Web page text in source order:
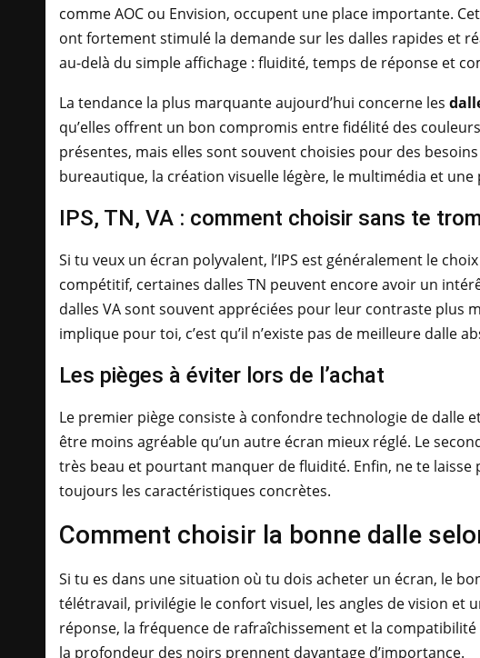
comme AOC ou Envision, occupent une place importante.
ont fortement stimulé la demande sur les dalles rapides et
au-delà du simple affichage : fluidité, temps de réponse et
La tendance la plus marquante aujourd’hui concerne les
qu’elles offrent un bon compromis entre fidélité des
présentes, mais elles sont souvent choisies pour des
bureautique, la création visuelle légère, le multimédia et une
IPS, TN, VA : comment choisir sans te
Si tu veux un écran polyvalent, l’IPS est généralement le
compétitif, certaines dalles TN peuvent encore avoir un
dalles VA sont souvent appréciées pour leur contraste plus
implique pour toi, c’est qu’il n’existe pas de meilleure dalle
Les pièges à éviter lors de l’achat
Le premier piège consiste à confondre technologie de dalle
être moins agréable qu’un autre écran mieux réglé. Le
très beau et pourtant manquer de fluidité. Enfin, ne te
toujours les caractéristiques concrètes.
Comment choisir la bonne dalle
Si tu es dans une situation où tu dois acheter un écran, le
télétravail, privilégie le confort visuel, les angles de vision et
réponse, la fréquence de rafraîchissement et la
la profondeur des noirs prennent davantage d’importance.